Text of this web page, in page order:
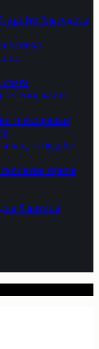
благодети
успеха
мапи
и еколошки
за будуће
приче
баштина